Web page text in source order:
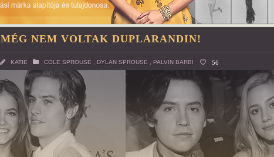
MÉG NEM VOLTAK DUPLARANDIN!
KATIE COLE SPROUSE DYLAN SPROUSE PALVIN BARBI 56